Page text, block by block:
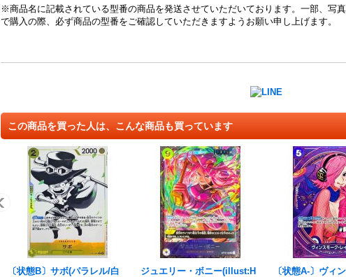
※商品名に記載されている型番の商品を発送させていただいております。一部、写
で購入の際、必ず商品の型番をご確認していただきますようお願い申し上げます。
この商品を買った人は、こんな商品も買っています
〔状態B〕サボ(パラレル/白
ジュエリー・ボニー(illust:H
〔状態A-〕ヴィ